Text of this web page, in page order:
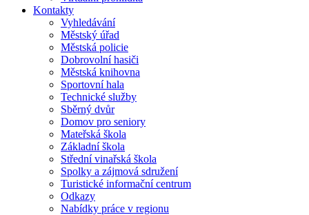
Kontakty
Vyhledávání
Městský úřad
Městská policie
Dobrovolní hasiči
Městská knihovna
Sportovní hala
Technické služby
Sběrný dvůr
Domov pro seniory
Mateřská škola
Základní škola
Střední vinařská škola
Spolky a zájmová sdružení
Turistické informační centrum
Odkazy
Nabídky práce v regionu